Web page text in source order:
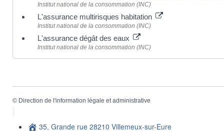
Institut national de la consommation (INC)
L'assurance multirisques habitation
Institut national de la consommation (INC)
L'assurance dégât des eaux
Institut national de la consommation (INC)
© Direction de l'information légale et administrative
35, Grande rue 28210 Villemeux-sur-Eure